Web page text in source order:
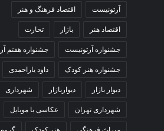
آرتونیست اقتصاد فرهنگ و هنر
اقتصاد هنر بازار تحارت
جشنواره آرتونیست جشنواره هفتم
جشنواره هنر کودک داود یاراحمدی
دیوار بازار دیواربازار شهرداری
شهرداری تهران عکاسی با موبایل